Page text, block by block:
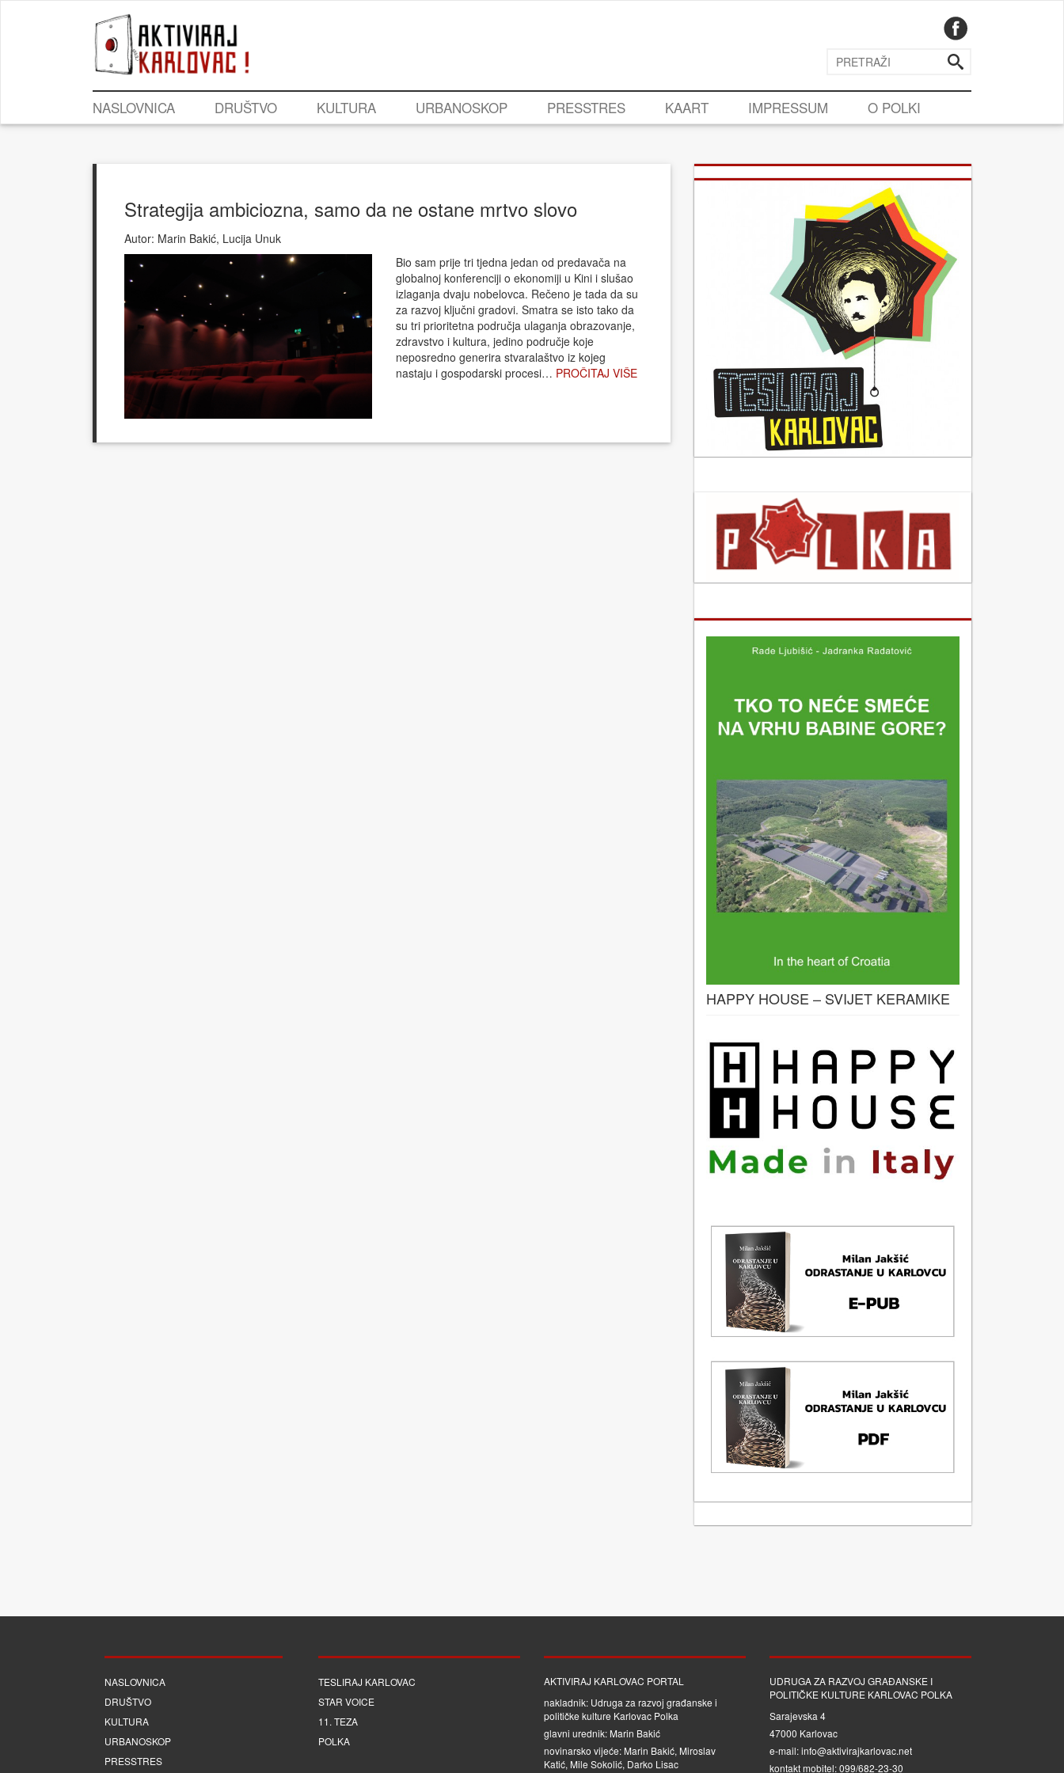
NASLOVNICA DRUŠTVO KULTURA URBANOSKOP PRESSTRES KAART IMPRESSUM O POLKI
Strategija ambiciozna, samo da ne ostane mrtvo slovo
Autor: Marin Bakić, Lucija Unuk
Bio sam prije tri tjedna jedan od predavača na
globalnoj konferenciji o ekonomiji u Kini i slušao
izlaganja dvaju nobelovca. Rečeno je tada da su
za razvoj ključni gradovi. Smatra se isto tako da
su tri prioritetna područja ulaganja obrazovanje,
zdravstvo i kultura, jedino područje koje
neposredno generira stvaralaštvo iz kojeg
nastaju i gospodarski procesi… PROČITAJ VIŠE
HAPPY HOUSE – SVIJET KERAMIKE
NASLOVNICA
DRUŠTVO
KULTURA
URBANOSKOP
PRESSTRES
TESLIRAJ KARLOVAC
STAR VOICE
11. TEZA
POLKA
AKTIVIRAJ KARLOVAC PORTAL
nakladnik: Udruga za razvoj građanske i
političke kulture Karlovac Polka
glavni urednik: Marin Bakić
novinarsko vijeće: Marin Bakić, Miroslav
Katić, Mile Sokolić, Darko Lisac
UDRUGA ZA RAZVOJ GRAĐANSKE I
POLITIČKE KULTURE KARLOVAC POLKA
Sarajevska 4
47000 Karlovac
e-mail: info@aktivirajkarlovac.net
kontakt mobitel: 099/682-23-30